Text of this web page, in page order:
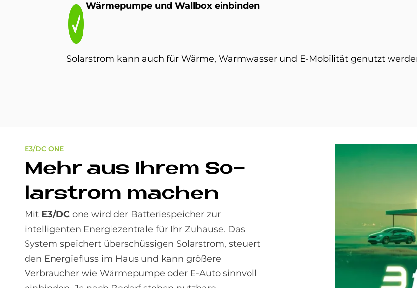
Wär­me­pum­pe und Wall­box ein­bin­den
Solarstrom kann auch für Wärme, Warmwasser und E-Mobilität genutzt
E3/DC ONE
Mehr aus Ih­rem So­
lar­strom ma­chen
Mit E3/DC one wird der Batteriespeicher zur
intelligenten Energiezentrale für Ihr Zuhause. Das
System speichert überschüssigen Solarstrom, steuert
den Energiefluss im Haus und kann größere
Verbraucher wie Wärmepumpe oder E-Auto sinnvoll